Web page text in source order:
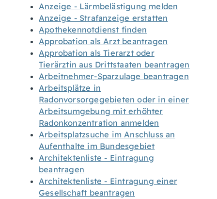
Anzeige - Lärmbelästigung melden
Anzeige - Strafanzeige erstatten
Apothekennotdienst finden
Approbation als Arzt beantragen
Approbation als Tierarzt oder
Tierärztin aus Drittstaaten beantragen
Arbeitnehmer-Sparzulage beantragen
Arbeitsplätze in
Radonvorsorgegebieten oder in einer
Arbeitsumgebung mit erhöhter
Radonkonzentration anmelden
Arbeitsplatzsuche im Anschluss an
Aufenthalte im Bundesgebiet
Architektenliste - Eintragung
beantragen
Architektenliste - Eintragung einer
Gesellschaft beantragen